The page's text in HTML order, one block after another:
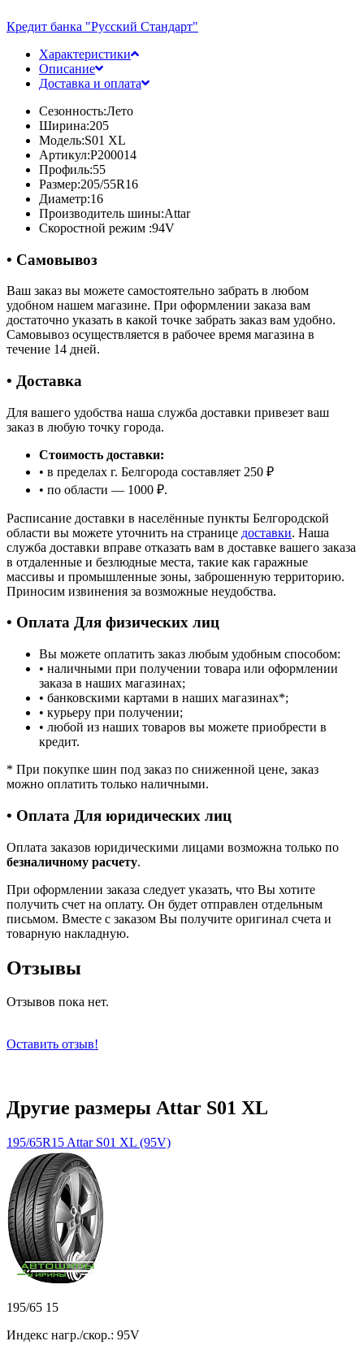
Кредит банка "Русский Стандарт"
Характеристики
Описание
Доставка и оплата
Сезонность:Лето
Ширина:205
Модель:S01 XL
Артикул:P200014
Профиль:55
Размер:205/55R16
Диаметр:16
Производитель шины:Attar
Скоростной режим :94V
• Самовывоз
Ваш заказ вы можете самостоятельно забрать в любом
удобном нашем магазине. При оформлении заказа вам
достаточно указать в какой точке забрать заказ вам удобно.
Самовывоз осуществляется в рабочее время магазина в
течение 14 дней.
• Доставка
Для вашего удобства наша служба доставки привезет ваш
заказ в любую точку города.
Стоимость доставки:
• в пределах г. Белгорода составляет 250 ₽
• по области — 1000 ₽.
Расписание доставки в населённые пункты Белгородской
области вы можете уточнить на странице доставки. Наша
служба доставки вправе отказать вам в доставке вашего заказа
в отдаленные и безлюдные места, такие как гаражные
массивы и промышленные зоны, заброшенную территорию.
Приносим извинения за возможные неудобства.
• Оплата Для физических лиц
Вы можете оплатить заказ любым удобным способом:
• наличными при получении товара или оформлении
заказа в наших магазинах;
• банковскими картами в наших магазинах*;
• курьеру при получении;
• любой из наших товаров вы можете приобрести в
кредит.
* При покупке шин под заказ по сниженной цене, заказ
можно оплатить только наличными.
• Оплата Для юридических лиц
Оплата заказов юридическими лицами возможна только по
безналичному расчету.
При оформлении заказа следует указать, что Вы хотите
получить счет на оплату. Он будет отправлен отдельным
письмом. Вместе с заказом Вы получите оригинал счета и
товарную накладную.
Отзывы
Отзывов пока нет.
Оставить отзыв!
Другие размеры Attar S01 XL
195/65R15 Attar S01 XL (95V)
195/65 15
Индекс нагр./скор.: 95V